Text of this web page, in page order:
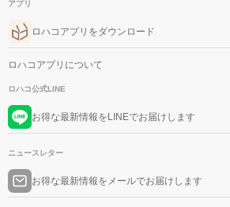
アプリ
ロハコアプリをダウンロード
ロハコアプリについて
ロハコ公式LINE
お得な最新情報をLINEでお届けします
ニュースレター
お得な最新情報をメールでお届けします